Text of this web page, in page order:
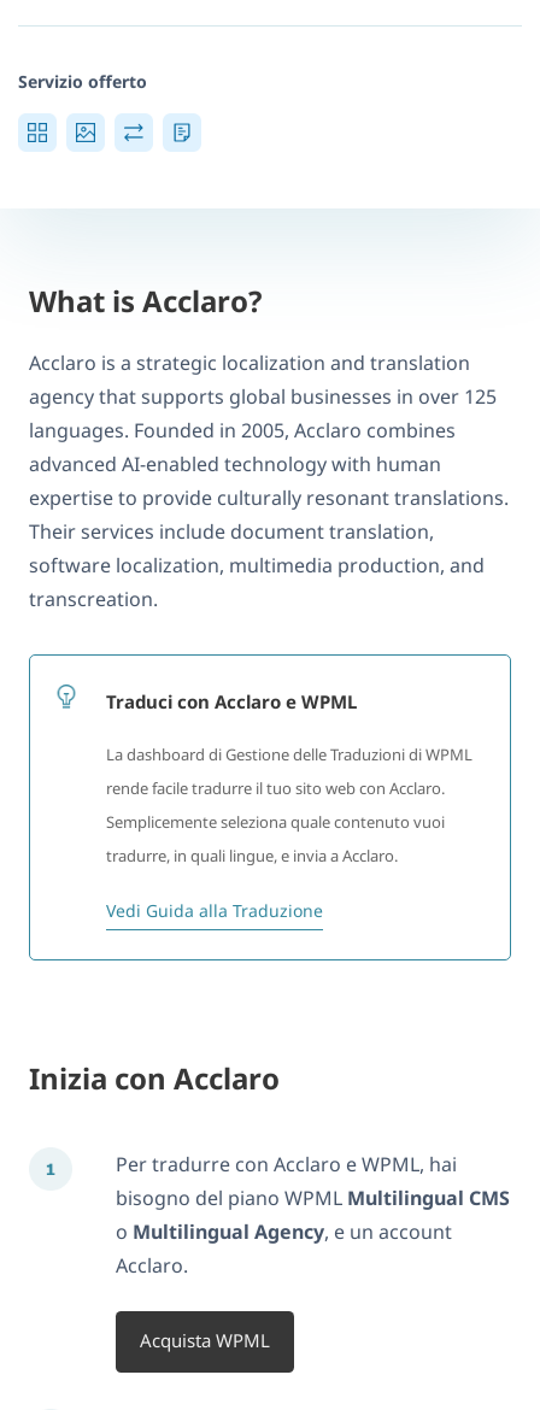
Servizio offerto
What is Acclaro?
Acclaro is a strategic localization and translation
agency that supports global businesses in over 125
languages. Founded in 2005, Acclaro combines
advanced AI-enabled technology with human
expertise to provide culturally resonant translations.
Their services include document translation,
software localization, multimedia production, and
transcreation.
Traduci con Acclaro e WPML
La dashboard di Gestione delle Traduzioni di WPML
rende facile tradurre il tuo sito web con Acclaro.
Semplicemente seleziona quale contenuto vuoi
tradurre, in quali lingue, e invia a Acclaro.
Vedi Guida alla Traduzione
Inizia con Acclaro
Per tradurre con Acclaro e WPML, hai
bisogno del piano WPML Multilingual CMS
o Multilingual Agency, e un account
Acclaro.
Acquista WPML